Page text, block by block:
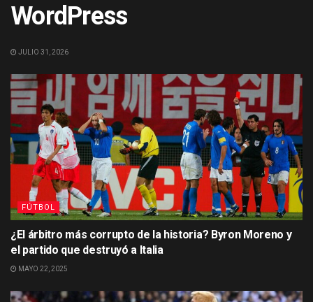
WordPress
JULIO 31, 2026
FÚTBOL
¿El árbitro más corrupto de la historia? Byron Moreno y
el partido que destruyó a Italia
MAYO 22, 2025